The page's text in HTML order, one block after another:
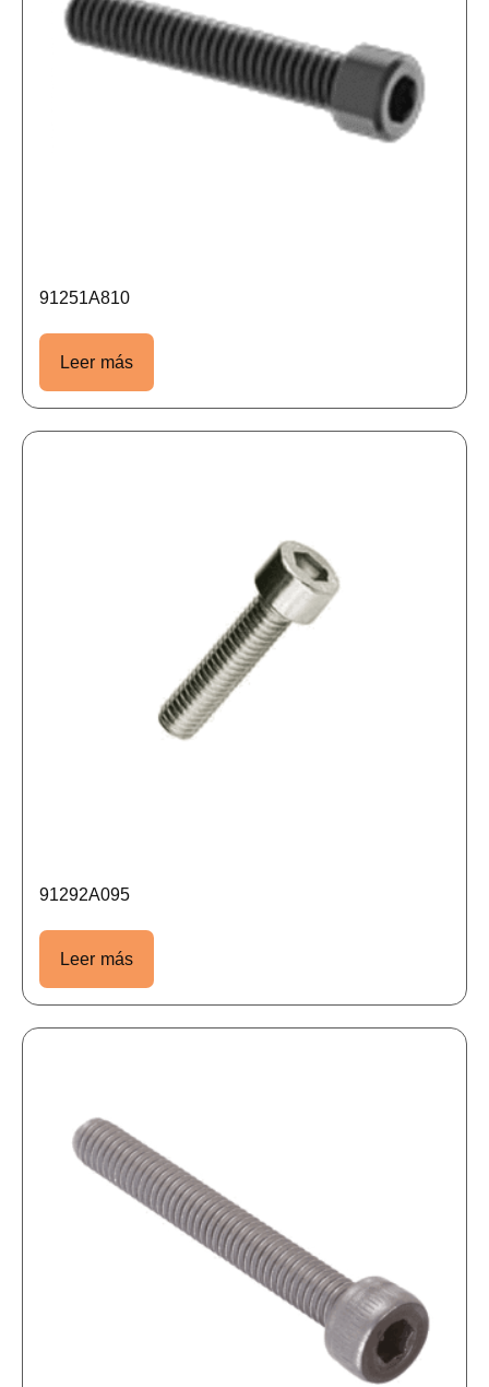
91251A810
Leer más
91292A095
Leer más